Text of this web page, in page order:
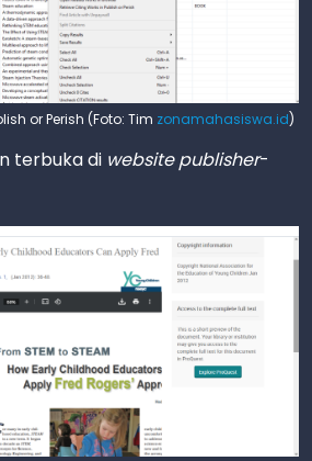
or Perish (Foto: Tim zonamahasiswa.id)
terbuka di website publisher-